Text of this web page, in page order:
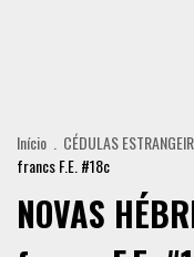
Início CÉDULAS
francs F.E. #18c
NOVAS